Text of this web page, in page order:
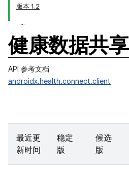
版本 1.2
健康数据共享
API 参考文档
androidx.health.connect.client
最近更
新时间
稳定
版
候选
版